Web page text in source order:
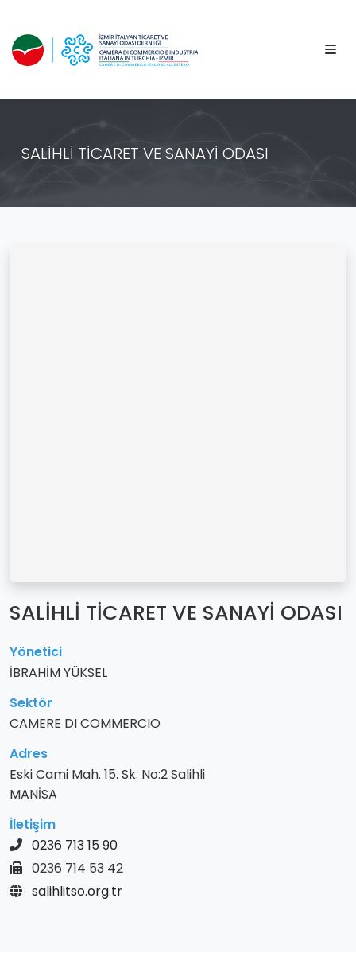
SALİHLİ TİCARET VE SANAYİ ODASI
SALİHLİ TİCARET VE SANAYİ ODASI
Yönetici
İBRAHİM YÜKSEL
Sektör
CAMERE DI COMMERCIO
Adres
Eski Cami Mah. 15. Sk. No:2 Salihli
MANİSA
İletişim
0236 713 15 90
0236 714 53 42
salihlitso.org.tr